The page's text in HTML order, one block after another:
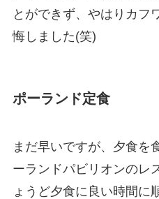
とができず、やはりカフ
悔しました(笑)
ポーランド定食
まだ早いですが、夕食を
ーランドパビリオンのレ
ょうど夕食に良い時間に